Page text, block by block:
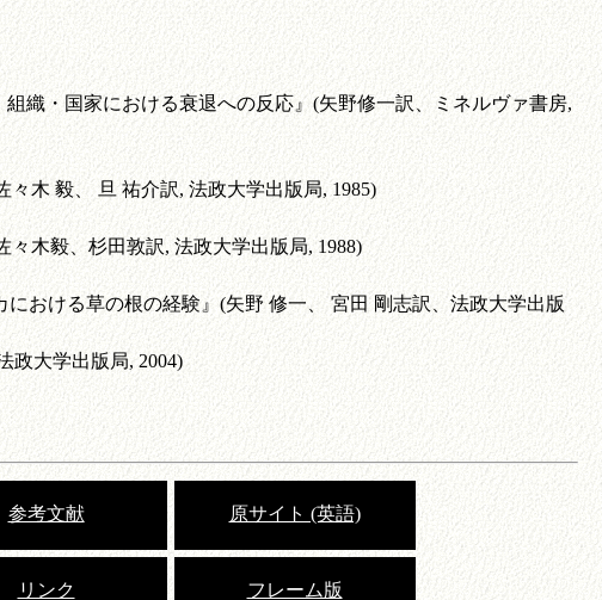
織・国家における衰退への反応』(矢野修一訳、ミネルヴァ書房,
々木 毅、 旦 祐介訳, 法政大学出版局, 1985)
木毅、杉田敦訳, 法政大学出版局, 1988)
おける草の根の経験』(矢野 修一、 宮田 剛志訳、法政大学出版
政大学出版局, 2004)
参考文献 原サイト (英語)
リンク フレーム版